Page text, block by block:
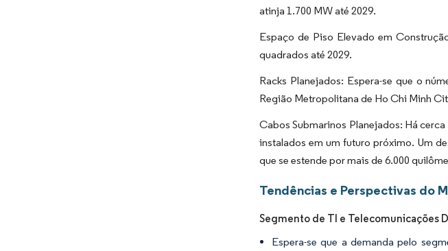
atinja 1.700 MW até 2029.
Espaço de Piso Elevado em
quadrados até 2029.
Racks Planejados: Espera-se que o
Região Metropolitana de Ho Chi Minh
Cabos Submarinos Planejados: Há
instalados em um futuro próximo. Um
que se estende por mais de 6.000
Tendências e Perspectivas do
Segmento de TI e Telecomunicações
Espera-se que a demanda pelo